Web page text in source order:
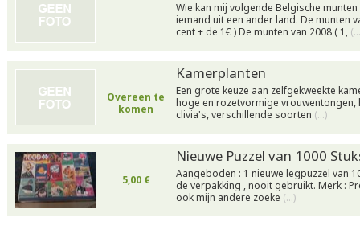
Wie kan mij volgende Belgische
iemand uit een ander land. De munten
cent + de 1€ ) De munten van 2008 ( 1,
Overeen te
komen
Kamerplanten
Een grote keuze aan zelfgekweekte
hoge en rozetvormige
clivia's, verschillende soorten (…)
5,00 €
Nieuwe Puzzel van 1000
Aangeboden : 1 nieuwe legpuzzel van
de verpakking , nooit gebruikt. Merk :
ook mijn andere zoeke (…)